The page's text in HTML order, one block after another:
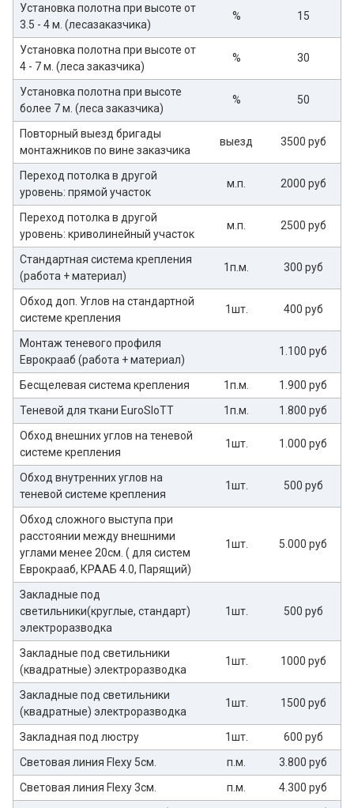
Установка полотна при высоте от
3.5 - 4 м. (лесазаказчика)
% 15
Установка полотна при высоте от
4 - 7 м. (леса заказчика)
% 30
Установка полотна при высоте
более 7 м. (леса заказчика)
% 50
Повторный выезд бригады
монтажников по вине заказчика
выезд 3500 руб
Переход потолка в другой
уровень: прямой участок
м.п. 2000 руб
Переход потолка в другой
уровень: криволинейный участок
м.п. 2500 руб
Стандартная система крепления
(работа + материал)
1п.м. 300 руб
Обход доп. Углов на стандартной
системе крепления
1шт. 400 руб
Монтаж теневого профиля
Еврокрааб (работа + материал)
1.100 руб
Бесщелевая система крепления 1п.м.
1.900 руб
Теневой для ткани EuroSloTT
1п.м.
1.800 руб
Обход внешних углов на теневой
системе крепления
1шт. 1.000 руб
Обход внутренних углов на
теневой системе крепления
1шт. 500 руб
Обход сложного выступа при
расстоянии между внешними
углами менее 20см. ( для систем
Еврокрааб, КРААБ 4.0, Парящий)
1шт. 5.000 руб
Закладные под
светильники(круглые, стандарт)
электроразводка
1шт. 500 руб
Закладные под светильники
(квадратные) электроразводка
1шт. 1000 руб
Закладные под светильники
(квадратные) электроразводка
1шт. 1500 руб
Закладная под люстру 1шт.
600 руб
Световая линия Flexy 5см.
п.м.
3.800 руб
Световая линия Flexy 3см.
п.м.
4.300 руб